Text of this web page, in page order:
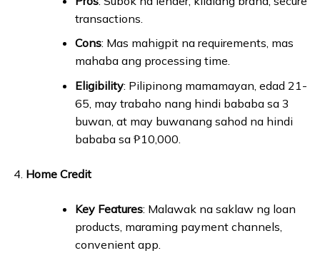
transactions.
Cons: Mas mahigpit na requirements, mas
mahaba ang processing time.
Eligibility: Pilipinong mamamayan, edad 21-
65, may trabaho nang hindi bababa sa 3
buwan, at may buwanang sahod na hindi
bababa sa ₱10,000.
Home Credit
Key Features: Malawak na saklaw ng loan
products, maraming payment channels,
convenient app.